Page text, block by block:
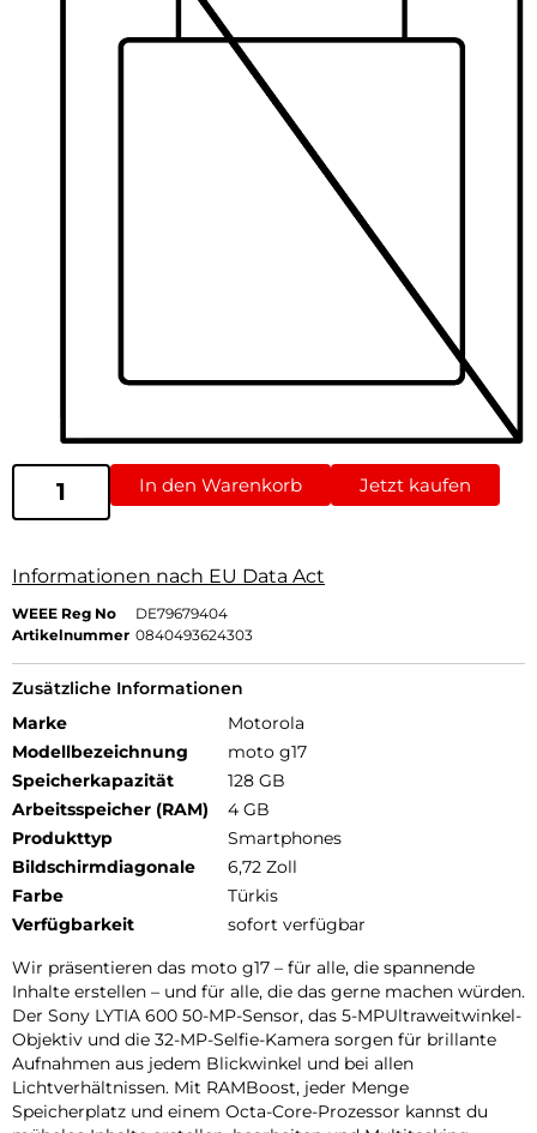
In den Warenkorb Jetzt kaufen
Informationen nach EU Data Act
WEEE Reg No
DE79679404
Artikelnummer 0840493624303
Zusätzliche Informationen
Marke
Motorola
Modellbezeichnung
moto g17
Speicherkapazität
128 GB
Arbeitsspeicher (RAM)
4 GB
Produkttyp
Smartphones
Bildschirmdiagonale
6,72 Zoll
Farbe
Türkis
Verfügbarkeit
sofort verfügbar
Wir präsentieren das moto g17 – für alle, die spannende
Inhalte erstellen – und für alle, die das gerne machen würden.
Der Sony LYTIA 600 50-MP-Sensor, das 5-MPUltraweitwinkel-
Objektiv und die 32-MP-Selfie-Kamera sorgen für brillante
Aufnahmen aus jedem Blickwinkel und bei allen
Lichtverhältnissen. Mit RAMBoost, jeder Menge
Speicherplatz und einem Octa-Core-Prozessor kannst du